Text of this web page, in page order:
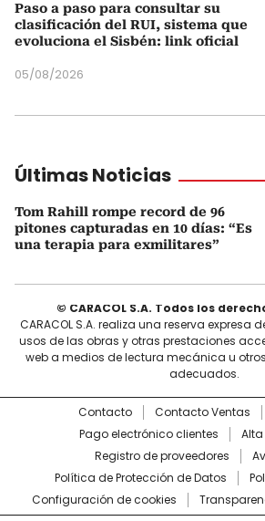
Paso a paso para consultar su
clasificación del RUI, sistema que
evoluciona el Sisbén: link oficial
05/08/2026
Últimas Noticias
Tom Rahill rompe record de 96
pitones capturadas en 10 días: “Es
una terapia para exmilitares”
© CARACOL S.A. Todos los
CARACOL S.A. realiza una reserva expresa
usos de las obras y otras prestaciones
web a medios de lectura mecánica u
adecuados.
Contacto Contacto Ventas
Pago electrónico clientes
Registro de proveedores
Política de Protección de Datos
Configuración de cookies